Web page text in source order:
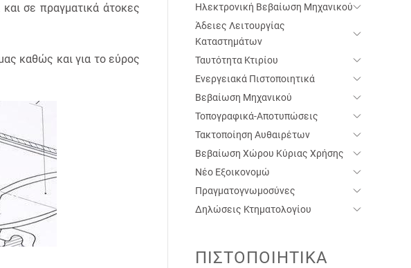
σε πραγματικά άτοκες
καθώς και για το εύρος
Ηλεκτρονική Βεβαίωση Μηχανικού
Άδειες Λειτουργίας
Καταστημάτων
Ταυτότητα Κτιρίου
Ενεργειακά Πιστοποιητικά
Βεβαίωση Μηχανικού
Τοπογραφικά-Αποτυπώσεις
Τακτοποίηση Aυθαιρέτων
Βεβαίωση Χώρου Κύριας Χρήσης
Νέο Εξοικονομώ
Πραγματογνωμοσύνες
Δηλώσεις Κτηματολογίου
ΠΙΣΤΟΠΟΙΗΤΙΚΆ